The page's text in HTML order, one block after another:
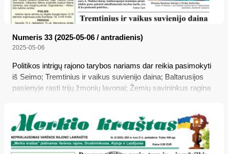
Numeris 33 (2025-05-06 / antradienis)
2025-05-06
Politikos intrigų rajono tarybos nariams dar reikia pasimokyti
iš Seimo; Tremtinius ir vaikus suvienijo daina; Baltarusijos
pasienyje rasti trijų žmonių lavonai; Žemių savininkus ragina
Parama invazinių augalų naikintojams ūkininkams